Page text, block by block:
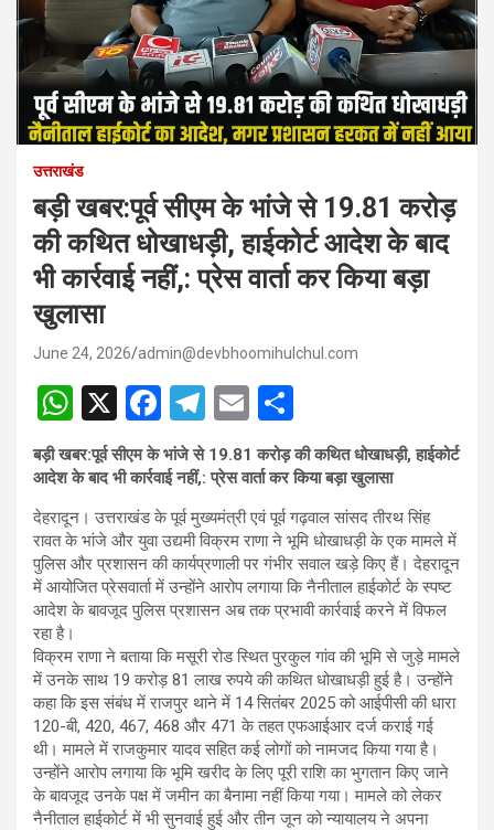
उत्तराखंड
बड़ी खबर:पूर्व सीएम के भांजे से 19.81 करोड़
की कथित धोखाधड़ी, हाईकोर्ट आदेश के बाद
भी कार्रवाई नहीं,: प्रेस वार्ता कर किया बड़ा
खुलासा
June 24, 2026 admin@devbhoomihulchul.com
W
h
at
s
A
p
p
X
F
a
ce
b
o
o
k
T
el
e
gr
a
m
E
m
ail
h
ar
e
बड़ी खबर:पूर्व सीएम के भांजे से 19.81 करोड़ की कथित धोखाधड़ी, हाईकोर्ट
आदेश के बाद भी कार्रवाई नहीं,: प्रेस वार्ता कर किया बड़ा खुलासा
देहरादून। उत्तराखंड के पूर्व मुख्यमंत्री एवं पूर्व गढ़वाल सांसद तीरथ सिंह
रावत के भांजे और युवा उद्यमी विक्रम राणा ने भूमि धोखाधड़ी के एक मामले में
पुलिस और प्रशासन की कार्यप्रणाली पर गंभीर सवाल खड़े किए हैं। देहरादून
में आयोजित प्रेसवार्ता में उन्होंने आरोप लगाया कि नैनीताल हाईकोर्ट के स्पष्ट
आदेश के बावजूद पुलिस प्रशासन अब तक प्रभावी कार्रवाई करने में विफल
रहा है।
विक्रम राणा ने बताया कि मसूरी रोड स्थित पुरकुल गांव की भूमि से जुड़े मामले
में उनके साथ 19 करोड़ 81 लाख रुपये की कथित धोखाधड़ी हुई है। उन्होंने
कहा कि इस संबंध में राजपुर थाने में 14 सितंबर 2025 को आईपीसी की धारा
120-बी, 420, 467, 468 और 471 के तहत एफआईआर दर्ज कराई गई
थी। मामले में राजकुमार यादव सहित कई लोगों को नामजद किया गया है।
उन्होंने आरोप लगाया कि भूमि खरीद के लिए पूरी राशि का भुगतान किए जाने
के बावजूद उनके पक्ष में जमीन का बैनामा नहीं किया गया। मामले को लेकर
नैनीताल हाईकोर्ट में भी सुनवाई हुई और तीन जून को न्यायालय ने अपना